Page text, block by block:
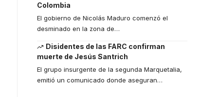
Colombia
El gobierno de Nicolás Maduro comenzó el
desminado en la zona de…
Disidentes de las FARC confirman
muerte de Jesús Santrich
El grupo insurgente de la segunda Marquetalia,
emitió un comunicado donde aseguran…